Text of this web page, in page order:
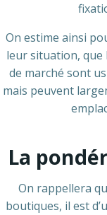
On estime ainsi
leur situation, que
de marché sont
mais peuvent
La
On rappellera
boutiques, il est